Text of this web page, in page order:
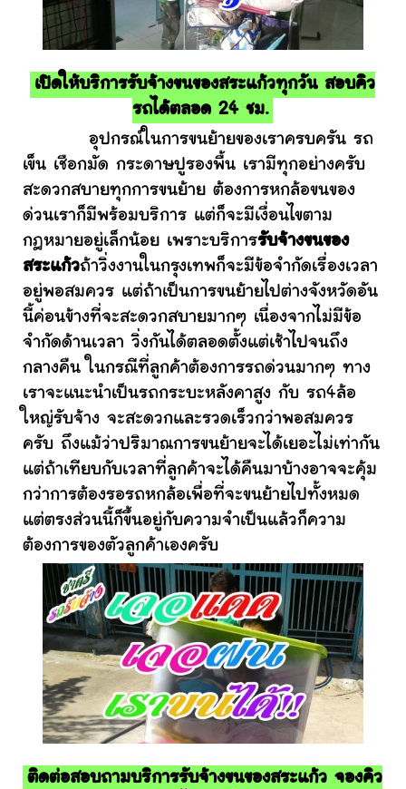
เปิดให้บริการรับจ้างขนของสระแก้วทุกวัน สอบคิว
รถได้ตลอด 24 ชม.
อุปกรณ์ในการขนย้ายของเราครบครัน รถ
เข็น เชือกมัด กระดาษปูรองพื้น เรามีทุกอย่างครับ
สะดวกสบายทุกการขนย้าย ต้องการหกล้อขนของ
ด่วนเราก็มีพร้อมบริการ แต่ก็จะมีเงื่อนไขตาม
กฎหมายอยู่เล็กน้อย เพราะบริการรับจ้างขนของ
สระแก้วถ้าวิ่งงานในกรุงเทพก็จะมีข้อจำกัดเรื่องเวลา
อยู่พอสมควร แต่ถ้าเป็นการขนย้ายไปต่างจังหวัดอัน
นี้ค่อนข้างที่จะสะดวกสบายมากๆ เนื่องจากไม่มีข้อ
จำกัดด้านเวลา วิ่งกันได้ตลอดตั้งแต่เช้าไปจนถึง
กลางคืน ในกรณีที่ลูกค้าต้องการรถด่วนมากๆ ทาง
เราจะแนะนำเป็นรถกระบะหลังคาสูง กับ รถ4ล้อ
ใหญ่รับจ้าง จะสะดวกและรวดเร็วกว่าพอสมควร
ครับ ถึงแม้ว่าปริมาณการขนย้ายจะได้เยอะไม่เท่ากัน
แต่ถ้าเทียบกับเวลาที่ลูกค้าจะได้คืนมาบ้างอาจจะคุ้ม
กว่าการต้องรอรถหกล้อเพื่อที่จะขนย้ายไปทั้งหมด
แต่ตรงส่วนนี้ก็ขึ้นอยู่กับความจำเป็นแล้วก็ความ
ต้องการของตัวลูกค้าเองครับ
ติดต่อสอบถามบริการรับจ้างขนของสระแก้ว จองคิว